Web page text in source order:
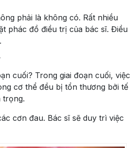
phải là không có. Rất nhiều
phác đồ điều trị của bác sĩ. Điều
cuối? Trong giai đoạn cuối, việc
cơ thể đều bị tổn thương bởi tế
trọng.
cơn đau. Bác sĩ sẽ duy trì việc